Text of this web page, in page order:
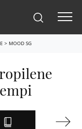
> MOOD SG